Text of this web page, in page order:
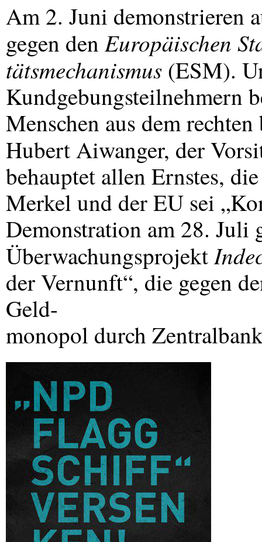
Am 2. Juni demonstrieren
gegen den Europäischen
tätsmechanismus (ESM).
Kundgebungsteilnehmern
Menschen aus dem
Hubert Aiwanger, der
behauptet allen Ernstes,
Merkel und der EU sei
Demonstration am 28. Juli
Überwachungsprojekt
der Vernunft“, die gegen
Geld-
monopol durch